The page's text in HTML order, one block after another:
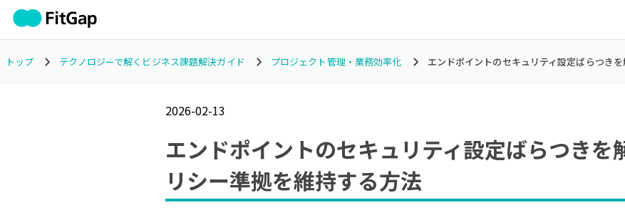
トップ テクノロジーで解くビジネス課題解決ガイド プロジェクト管理・業務効率化 エンドポイントのセキュリティ設定ばらつき
2026-02-13
エンドポイントのセキュリティ設定ばらつきを
リシー準拠を維持する方法